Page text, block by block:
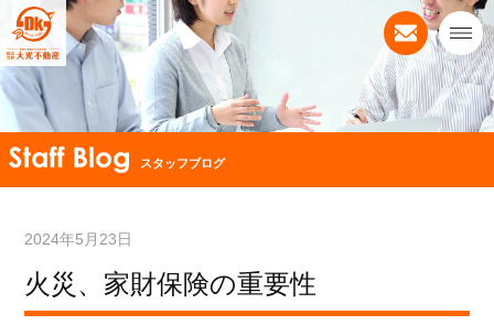
スタッフブログ
2024年5月23日
火災、家財保険の重要性